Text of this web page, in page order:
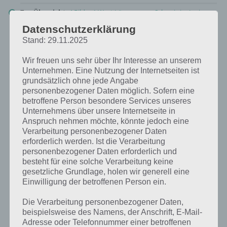
Zur Übersicht:4 Bilder 1 Wort Lösungen zu Schweiz im Juni
Datenschutzerklärung
Stand: 29.11.2025
Wir freuen uns sehr über Ihr Interesse an unserem
Unternehmen. Eine Nutzung der Internetseiten ist
grundsätzlich ohne jede Angabe
personenbezogener Daten möglich. Sofern eine
betroffene Person besondere Services unseres
Unternehmens über unsere Internetseite in
Anspruch nehmen möchte, könnte jedoch eine
Verarbeitung personenbezogener Daten
erforderlich werden. Ist die Verarbeitung
personenbezogener Daten erforderlich und
besteht für eine solche Verarbeitung keine
gesetzliche Grundlage, holen wir generell eine
Einwilligung der betroffenen Person ein.
Die Verarbeitung personenbezogener Daten,
beispielsweise des Namens, der Anschrift, E-Mail-
Adresse oder Telefonnummer einer betroffenen